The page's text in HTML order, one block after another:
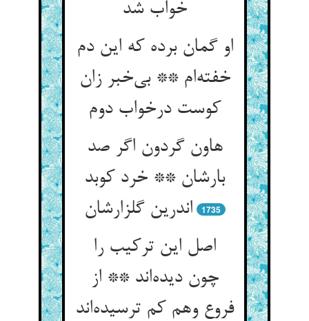
خواب شد
او گمان برده که این دم
خفته‌ام ** بی‌خبر زان
کوست درخواب دوم
هاون گردون اگر صد
بارشان ** خرد کوبد
اندرین گلزارشان
1735
اصل این ترکیب را
چون دیده‌اند ** از
فروع وهم کم ترسیده‌اند